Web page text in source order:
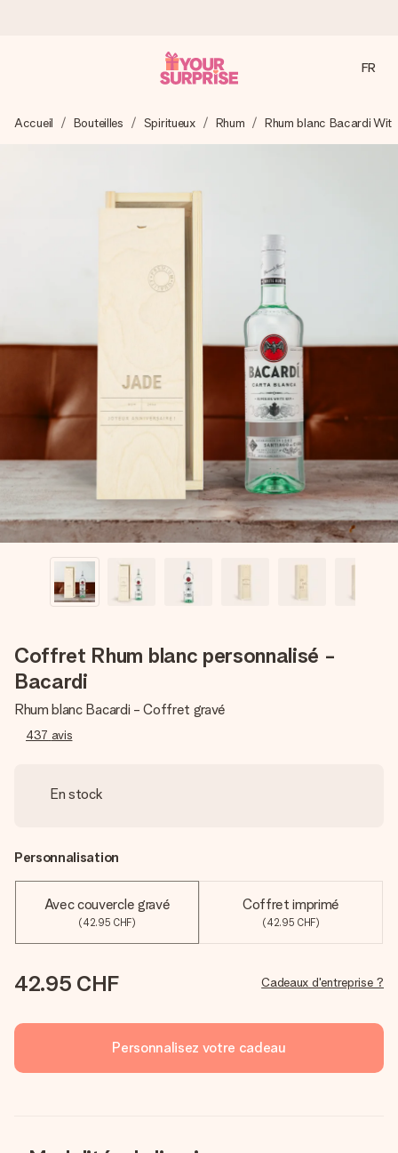
Nous préparons votre cadeau avec attention et l’envoyons
en un éclair – pour que vous puissiez l’offrir au bon moment,
4,7 (sur la base de +15 000 avis)
Nos cadeaux sont appréciés. Les clients nous attribuent
une note de 4,7 sur Google Reviews (total de tous les
pays où nous sommes présents).
Carte de vœux gratuite
Créez quelque chose d’unique en quelques étapes – avec
son prénom, votre photo ou un message qui touche le cœur.
Sans complications, juste tout l’amour pour le moment idéal.
FR
Accueil Bouteilles Spiritueux Rhum Rhum blanc Bacardi Wit
Coffret Rhum blanc personnalisé -
Bacardi
Rhum blanc Bacardi - Coffret gravé
437 avis
En stock
Personnalisation
Avec couvercle gravé
(42.95 CHF)
Coffret imprimé
(42.95 CHF)
42.95 CHF Cadeaux d'entreprise ?
Personnalisez votre cadeau